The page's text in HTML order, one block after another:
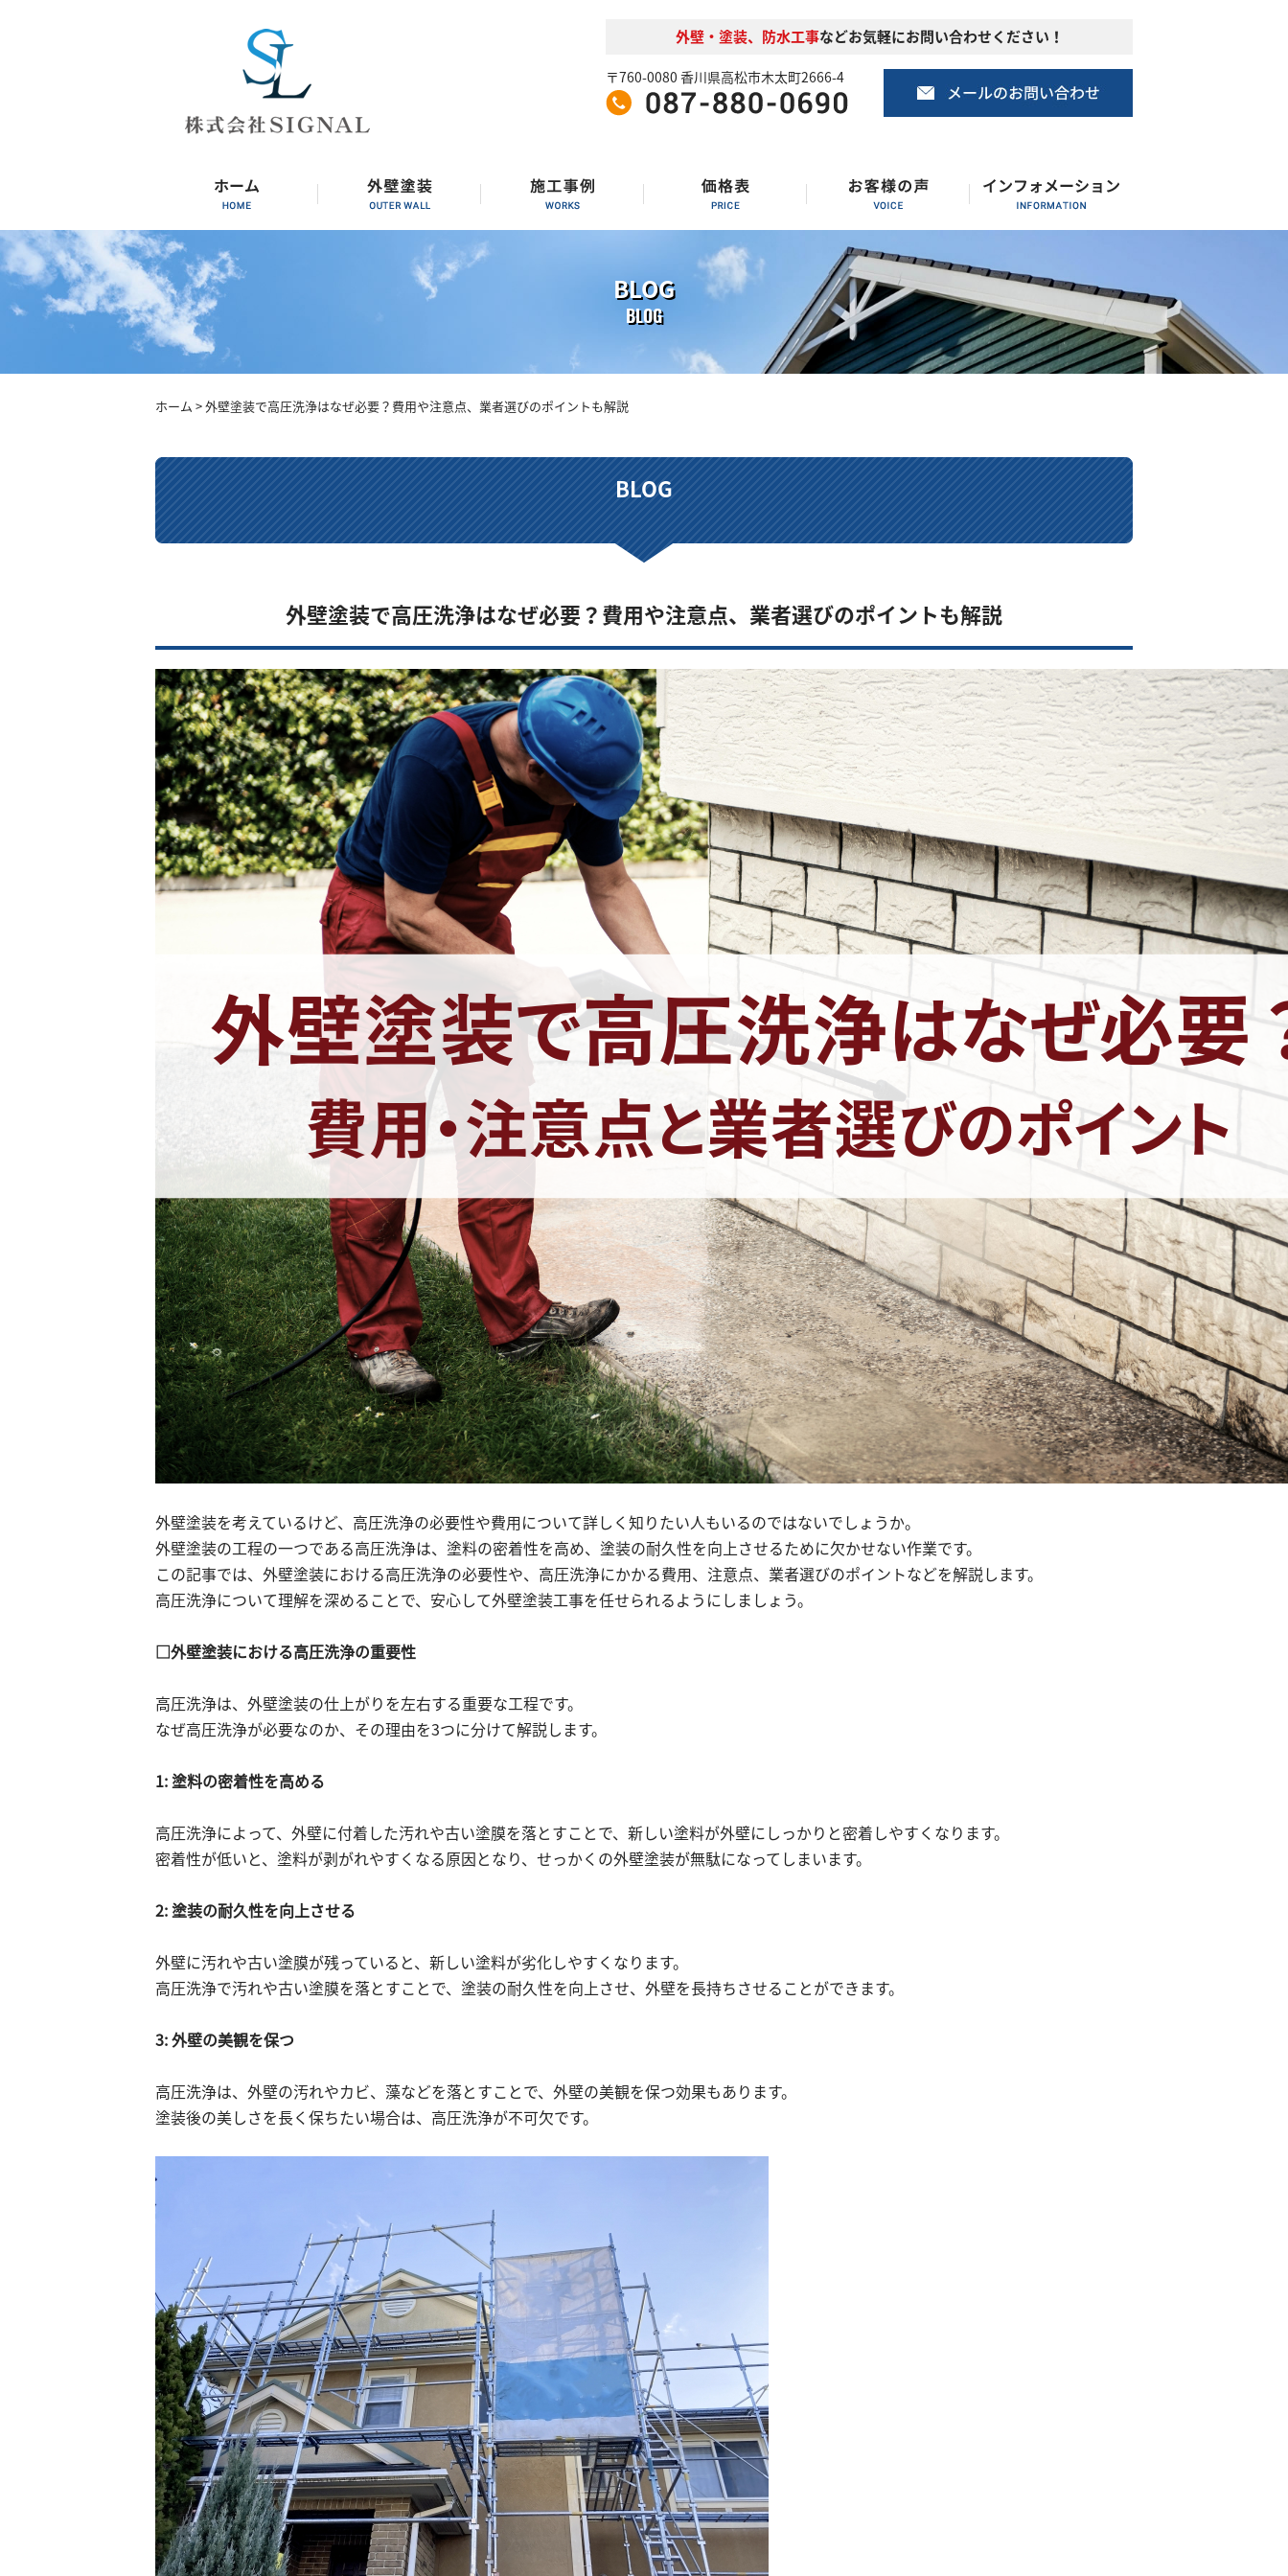
外壁・塗装、防水工事などお気軽にお問い合わせください！
〒760-0080 香川県高松市木太町2666-4
BLOG
BLOG
ホーム > 外壁塗装で高圧洗浄はなぜ必要？費用や注意点、業者選びのポイントも解説
BLOG
外壁塗装で高圧洗浄はなぜ必要？費用や注意点、業者選びのポイントも解説
外壁塗装を考えているけど、高圧洗浄の必要性や費用について詳しく知りたい人もいるのではないでしょうか。
外壁塗装の工程の一つである高圧洗浄は、塗料の密着性を高め、塗装の耐久性を向上させるために欠かせない作業です。
この記事では、外壁塗装における高圧洗浄の必要性や、高圧洗浄にかかる費用、注意点、業者選びのポイントなどを解説します。
高圧洗浄について理解を深めることで、安心して外壁塗装工事を任せられるようにしましょう。
□外壁塗装における高圧洗浄の重要性
高圧洗浄は、外壁塗装の仕上がりを左右する重要な工程です。
なぜ高圧洗浄が必要なのか、その理由を3つに分けて解説します。
1: 塗料の密着性を高める
高圧洗浄によって、外壁に付着した汚れや古い塗膜を落とすことで、新しい塗料が外壁にしっかりと密着しやすくなります。
密着性が低いと、塗料が剥がれやすくなる原因となり、せっかくの外壁塗装が無駄になってしまいます。
2: 塗装の耐久性を向上させる
外壁に汚れや古い塗膜が残っていると、新しい塗料が劣化しやすくなります。
高圧洗浄で汚れや古い塗膜を落とすことで、塗装の耐久性を向上させ、外壁を長持ちさせることができます。
3: 外壁の美観を保つ
高圧洗浄は、外壁の汚れやカビ、藻などを落とすことで、外壁の美観を保つ効果もあります。
塗装後の美しさを長く保ちたい場合は、高圧洗浄が不可欠です。